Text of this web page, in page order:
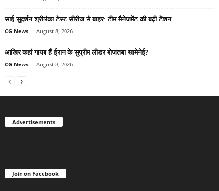
साई सुदर्शन श्रीलंका टेस्ट सीरीज से बाहर: टीम मैनेजमेंट की बढ़ी टेंशन
CG News - August 8, 2026
आखिर कहां गायब हैं ईरान के सुप्रीम लीडर मोजतबा खामेनेई?
CG News - August 8, 2026
Advertisements
Join on Facebook